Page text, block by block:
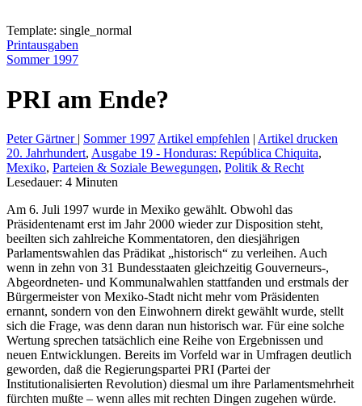
Template: single_normal
Printausgaben
Sommer 1997
PRI am Ende?
Peter Gärtner | Sommer 1997 Artikel empfehlen | Artikel drucken
20. Jahrhundert, Ausgabe 19 - Honduras: República Chiquita,
Mexiko, Parteien & Soziale Bewegungen, Politik & Recht
Lesedauer: 4 Minuten
Am 6. Juli 1997 wurde in Mexiko gewählt. Obwohl das
Präsidentenamt erst im Jahr 2000 wieder zur Disposition steht,
beeilten sich zahlreiche Kommentatoren, den diesjährigen
Parlamentswahlen das Prädikat „historisch“ zu verleihen. Auch
wenn in zehn von 31 Bundesstaaten gleichzeitig Gouverneurs-,
Abgeordneten- und Kommunalwahlen stattfanden und erstmals der
Bürgermeister von Mexiko-Stadt nicht mehr vom Präsidenten
ernannt, sondern von den Einwohnern direkt gewählt wurde, stellt
sich die Frage, was denn daran nun historisch war. Für eine solche
Wertung sprechen tatsächlich eine Reihe von Ergebnissen und
neuen Entwicklungen. Bereits im Vorfeld war in Umfragen deutlich
geworden, daß die Regierungspartei PRI (Partei der
Institutionalisierten Revolution) diesmal um ihre Parlamentsmehrheit
fürchten mußte – wenn alles mit rechten Dingen zugehen würde.